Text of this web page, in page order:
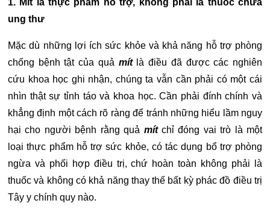
1. Mít là thực phẩm hỗ trợ, không phải là thuốc chữa
ung thư
Mặc dù những lợi ích sức khỏe và khả năng hỗ trợ phòng
chống bệnh tật của quả mítlà điều đã được các nghiên
cứu khoa học ghi nhận, chúng ta vẫn cần phải có một cái
nhìn thật sự tỉnh táo và khoa học. Cần phải đính chính và
khẳng định một cách rõ ràng để tránh những hiểu lầm nguy
hại cho người bệnh rằng quả mítchỉ đóng vai trò là một
loại thực phẩm hỗ trợ sức khỏe, có tác dụng bổ trợ phòng
ngừa và phối hợp điều trị, chứ hoàn toàn không phải là
thuốc và không có khả năng thay thế bất kỳ phác đồ điều trị
Tây y chính quy nào.